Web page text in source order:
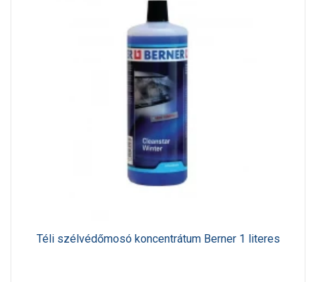
Téli szélvédőmosó koncentrátum Berner 1 literes